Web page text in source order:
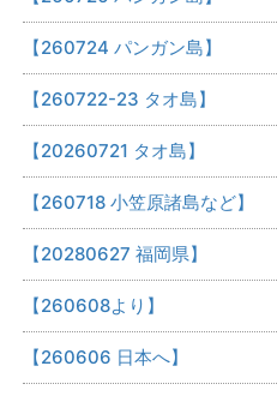
【260724 パンガン島】
【260722-23 タオ島】
【20260721 タオ島】
【260718 小笠原諸島など】
【20280627 福岡県】
【260608より】
【260606 日本へ】